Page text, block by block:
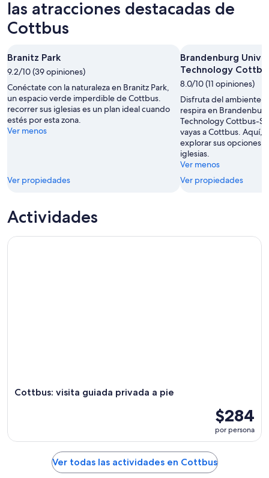
9
ago
la
noche,
ago
-
10
ago
para
el
próximo
de
semana,
14
ago
-
16
ago
las atracciones destacadas de
Cottbus
Branitz Park
9.2/10 (39 opiniones)
Conéctate con la naturaleza en Branitz Park,
un espacio verde imperdible de Cottbus.
recorrer sus iglesias es un plan ideal cuando
estés por esta zona.
Ver menos
Ver propiedades
Brandenburg
Technology
8.0/10 (11 opiniones)
Disfruta del ambiente
respira en
Technology Cottbus-
vayas a Cottbus. Aquí,
explorar sus opciones
iglesias.
Ver menos
Ver propiedades
Actividades
Cottbus: visita guiada privada a pie
$284
por persona
Cottbus: visita guiada privada a pie
Ver todas las actividades en Cottbus